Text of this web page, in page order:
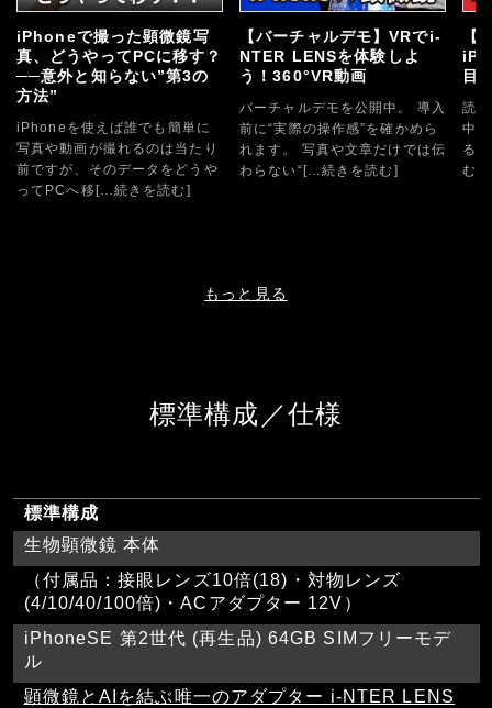
iPhoneで撮った顕微鏡写
真、どうやってPCに移す？
──意外と知らない”第3の
方法”
iPhoneを使えば誰でも簡単に
写真や動画が撮れるのは当たり
前ですが、そのデータをどうや
ってPCへ移 […続きを読む]
【バーチャルデモ】VRでi-
NTER LENSを体験しよ
う！360°VR動画
バーチャルデモを公開中。 導入
前に“実際の操作感”を確かめら
れます。 写真や文章だけでは伝
わらない“ […続きを読む]
【
目
読
中
る
む]
もっと見る
標準構成／仕様
標準構成
生物顕微鏡 本体
（付属品：接眼レンズ10倍(18)・対物レンズ
(4/10/40/100倍)・ACアダプター 12V）
iPhoneSE 第2世代 (再生品) 64GB SIMフリーモデ
ル
顕微鏡とAIを結ぶ唯一のアダプター i-NTER LENS